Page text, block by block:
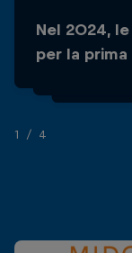
Nel 2024,
per la
L'evento
1/4